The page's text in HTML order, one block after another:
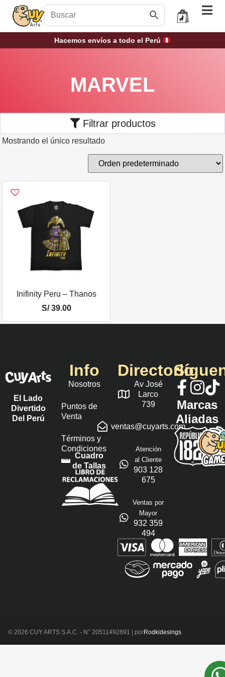
Hacemos envíos a todo el Perú
MARVEL
Filtrar productos
Mostrando el único resultado
Inifinity Peru – Thanos
S/39.00
El Lado
Divertido
Del Perú
Info
Nosotros
Puntos de
Venta
Términos y
Condiciones
Cuadro
de Tallas
Directorio
Av José
Larco
739
ventas@cuyarts.com
Atención
al Cliente
903 128
675
Ventas por
Mayor
932 359
494
Marcas
Aliadas
© 2026 CUY ARTS S.A.C. - N° 20511492891 | porRodkidesings